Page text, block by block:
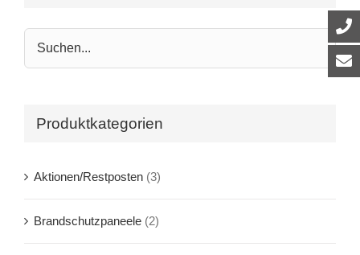
Produktkategorien
Aktionen/Restposten (3)
Brandschutzpaneele (2)